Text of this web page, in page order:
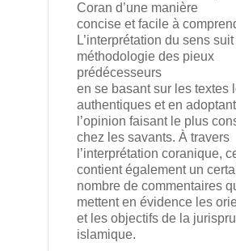
Coran d’une manière
concise et facile à
L’interprétation du sens suit
méthodologie des pieux
prédécesseurs
en se basant sur les textes
authentiques et en adoptant
l’opinion faisant le plus
chez les savants. À travers
l’interprétation coranique,
contient également un
nombre de commentaires
mettent en évidence les
et les objectifs de la
islamique.